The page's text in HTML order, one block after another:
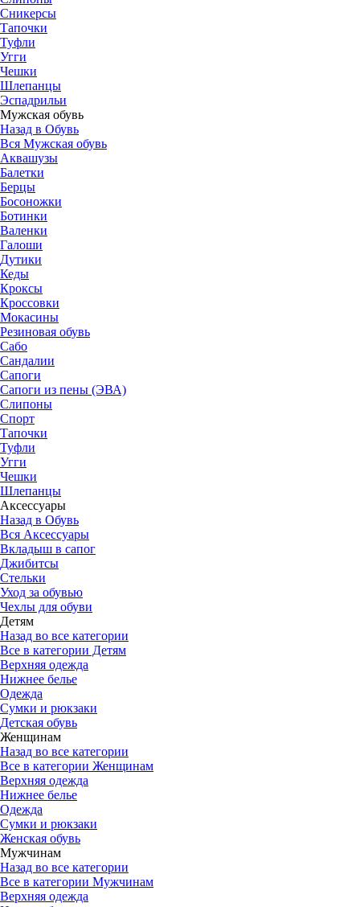
Сникерсы
Тапочки
Туфли
Угги
Чешки
Шлепанцы
Эспадрильи
Мужская обувь
Назад в Обувь
Вся Мужская обувь
Аквашузы
Балетки
Берцы
Босоножки
Ботинки
Валенки
Галоши
Дутики
Кеды
Кроксы
Кроссовки
Мокасины
Резиновая обувь
Сабо
Сандалии
Сапоги
Сапоги из пены (ЭВА)
Слипоны
Спорт
Тапочки
Туфли
Угги
Чешки
Шлепанцы
Аксессуары
Назад в Обувь
Вся Аксессуары
Вкладыш в сапог
Джибитсы
Стельки
Уход за обувью
Чехлы для обуви
Детям
Назад во все категории
Все в категории Детям
Верхняя одежда
Нижнее белье
Одежда
Сумки и рюкзаки
Детская обувь
Женщинам
Назад во все категории
Все в категории Женщинам
Верхняя одежда
Нижнее белье
Одежда
Сумки и рюкзаки
Женская обувь
Мужчинам
Назад во все категории
Все в категории Мужчинам
Верхняя одежда